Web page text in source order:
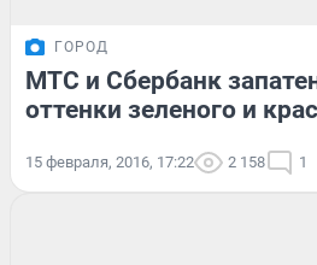
ГОРОД
МТС и Сбербанк
оттенки зеленого и
15 февраля, 2016, 17:22 2 158 1